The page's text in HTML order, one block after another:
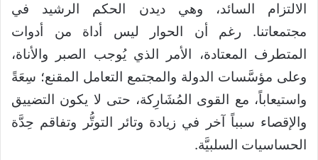
الالتزام السائد، وهي ديدن الحكم الرشيد في
مجتمعاتنا. رغم أن الحوار ليس أداة من أدوات
المتطرف المعتادة، الأمر الذي يُوجب الصبر والأناة،
وعلى مؤسَّسات الدولة والمجتمع التعامل المقنع؛ سِعَةً
واستيعاباً، مع القوى المُشَارِكة، حتى لا يكون التضييق
والإقصاء سبباً آخر في زيادة وتائر التوتُّر وتفاقم حِدَّة
الحساسيات السلبيَّة.